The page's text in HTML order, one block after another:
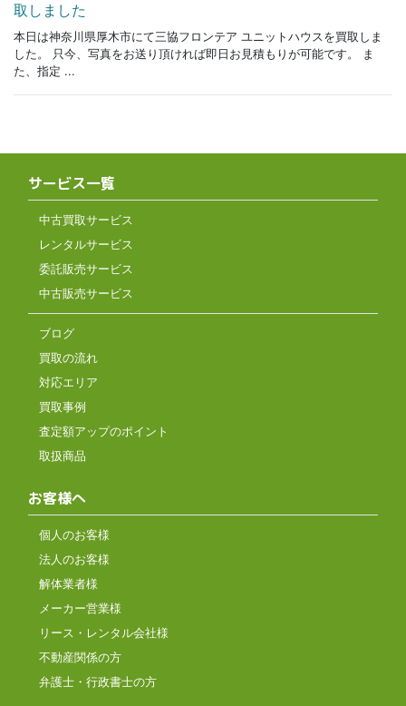
取しました
本日は神奈川県厚木市にて三協フロンテア ユニットハウスを買取しま
した。 只今、写真をお送り頂ければ即日お見積もりが可能です。 ま
た、指定 ...
サービス一覧
中古買取サービス
レンタルサービス
委託販売サービス
中古販売サービス
ブログ
買取の流れ
対応エリア
買取事例
査定額アップのポイント
取扱商品
お客様へ
個人のお客様
法人のお客様
解体業者様
メーカー営業様
リース・レンタル会社様
不動産関係の方
弁護士・行政書士の方